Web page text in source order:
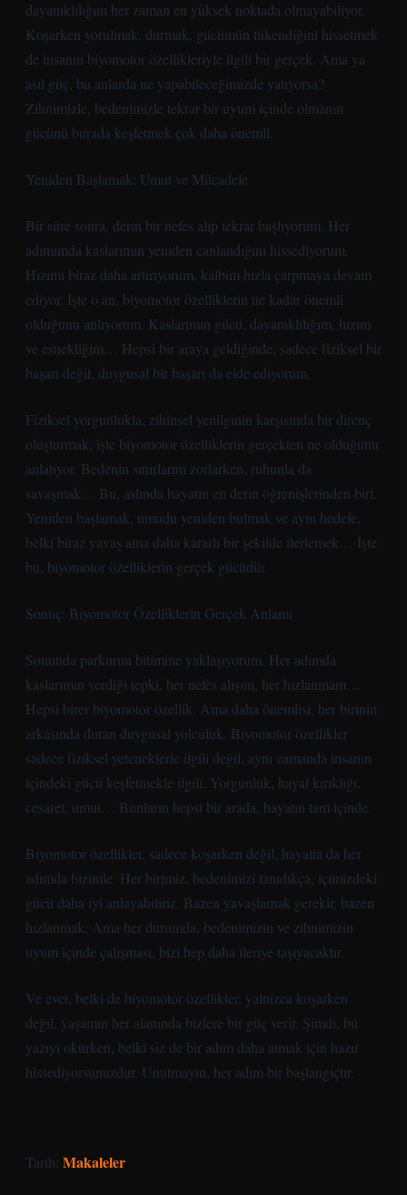
dayanıklılığım her zaman en yüksek noktada olmayabiliyor.
Koşarken yorulmak, durmak, gücümün tükendiğini hissetmek
de insanın biyomotor özellikleriyle ilgili bir gerçek. Ama ya
asıl güç, bu anlarda ne yapabileceğimizde yatıyorsa?
Zihnimizle, bedenimizle tekrar bir uyum içinde olmanın
gücünü burada keşfetmek çok daha önemli.
Yeniden Başlamak: Umut ve Mücadele
Bir süre sonra, derin bir nefes alıp tekrar başlıyorum. Her
adımımda kaslarımın yeniden canlandığını hissediyorum.
Hızımı biraz daha artırıyorum, kalbim hızla çarpmaya devam
ediyor. İşte o an, biyomotor özelliklerin ne kadar önemli
olduğunu anlıyorum. Kaslarımın gücü, dayanıklılığım, hızım
ve esnekliğim… Hepsi bir araya geldiğinde, sadece fiziksel bir
başarı değil, duygusal bir başarı da elde ediyorum.
Fiziksel yorgunlukla, zihinsel yenilginin karşısında bir direnç
oluşturmak, işte biyomotor özelliklerin gerçekten ne olduğunu
anlatıyor. Bedenin sınırlarını zorlarken, ruhunla da
savaşmak… Bu, aslında hayatın en derin öğrenişlerinden biri.
Yeniden başlamak, umudu yeniden bulmak ve aynı hedefe,
belki biraz yavaş ama daha kararlı bir şekilde ilerlemek… İşte
bu, biyomotor özelliklerin gerçek gücüdür.
Sonuç: Biyomotor Özelliklerin Gerçek Anlamı
Sonunda parkurun bitimine yaklaşıyorum. Her adımda
kaslarımın verdiği tepki, her nefes alışım, her hızlanmam…
Hepsi birer biyomotor özellik. Ama daha önemlisi, her birinin
arkasında duran duygusal yolculuk. Biyomotor özellikler
sadece fiziksel yeteneklerle ilgili değil, aynı zamanda insanın
içindeki gücü keşfetmekle ilgili. Yorgunluk, hayal kırıklığı,
cesaret, umut… Bunların hepsi bir arada, hayatın tam içinde.
Biyomotor özellikler, sadece koşarken değil, hayatta da her
adımda bizimle. Her birimiz, bedenimizi tanıdıkça, içimizdeki
gücü daha iyi anlayabiliriz. Bazen yavaşlamak gerekir, bazen
hızlanmak. Ama her durumda, bedenimizin ve zihnimizin
uyum içinde çalışması, bizi hep daha ileriye taşıyacaktır.
Ve evet, belki de biyomotor özellikler, yalnızca koşarken
değil, yaşamın her alanında bizlere bir güç verir. Şimdi, bu
yazıyı okurken, belki siz de bir adım daha atmak için hazır
hissediyorsunuzdur. Unutmayın, her adım bir başlangıçtır.
Tarih: Makaleler